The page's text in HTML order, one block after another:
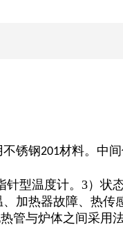
锈钢201材料。中
型温度计。3）
加热器故障、热传
管与炉体之间采用